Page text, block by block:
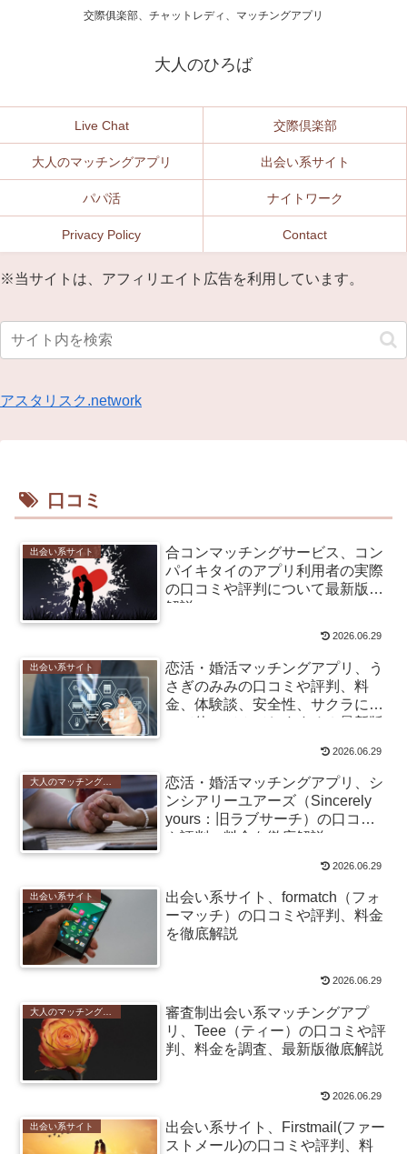
交際俱楽部、チャットレディ、マッチングアプリ
大人のひろば
Live Chat 交際倶楽部
大人のマッチングアプリ 出会い系サイト
パパ活 ナイトワーク
Privacy Policy Contact
※当サイトは、アフィリエイト広告を利用しています。
アスタリスク.network
口コミ
出会い系サイト
合コンマッチングサービス、コン
パイキタイのアプリ利用者の実際
の口コミや評判について最新版を
解説
2026.06.29
出会い系サイト
恋活・婚活マッチングアプリ、う
さぎのみみの口コミや評判、料
金、体験談、安全性、サクラにつ
いて使ってみておすすめ？最新版
2026.06.29
恋活・婚活マッチングアプリ、シ
ンシアリーユアーズ（Sincerely
yours：旧ラブサーチ）の口コミ
や評判、料金を徹底解説
2026.06.29
出会い系サイト
出会い系サイト、formatch（フォ
ーマッチ）の口コミや評判、料金
を徹底解説
2026.06.29
審査制出会い系マッチングアプ
リ、Teee（ティー）の口コミや評
判、料金を調査、最新版徹底解説
2026.06.29
出会い系サイト
出会い系サイト、Firstmail(ファー
ストメール)の口コミや評判、料